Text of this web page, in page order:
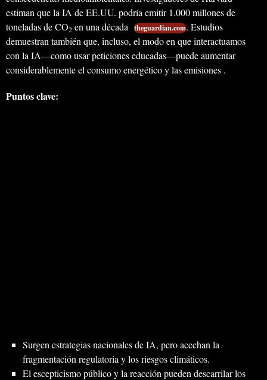
estiman que la IA de EE.UU. podría emitir 1.000 millones de
toneladas de CO2 en una década theguardian.com. Estudios
demuestran también que, incluso, el modo en que interactuamos
con la IA—como usar peticiones educadas—puede aumentar
considerablemente el consumo energético y las emisiones .
Puntos clave:
Surgen estrategias nacionales de IA, pero acechan la
fragmentación regulatoria y los riesgos climáticos.
El escepticismo público y la reacción pueden descarrilar los